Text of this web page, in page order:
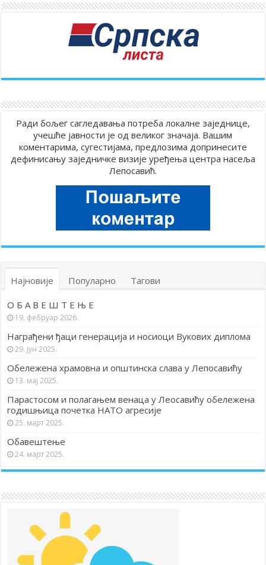
Ради бољег сагледавања потреба локалне заједнице,
учешће јавности је од великог значаја. Вашим
коментарима, сугестијама, предлозима допринесите
дефинисању заједничке визије уређења центра насеља
Лепосавић.
Најновије Популарно Тагови
О Б А В Е Ш Т Е Њ Е
19. фебруар 2026.
Награђени ђаци генерација и носиоци Вукових диплома
29. јун 2025.
Обележена храмовна и општинска слава у Лепосавићу
13. мај 2025.
Парастосом и полагањем венаца у Леосавићу обележена
годишњица почетка НАТО агресије
25. март 2025.
Обавештење
24. март 2025.